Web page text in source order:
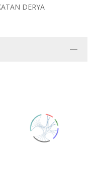
DERYA